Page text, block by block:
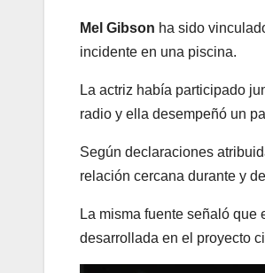
Mel Gibson ha sido
incidente en una piscina.
La actriz había participado
radio y ella desempeñó un
Según declaraciones
relación cercana durante y
La misma fuente señaló que
desarrollada en el proyecto